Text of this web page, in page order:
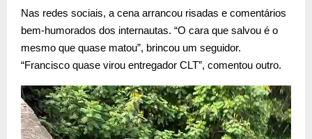
Nas redes sociais, a cena arrancou risadas e comentários
bem-humorados dos internautas. “O cara que salvou é o
mesmo que quase matou”, brincou um seguidor.
“Francisco quase virou entregador CLT”, comentou outro.
T
o
c